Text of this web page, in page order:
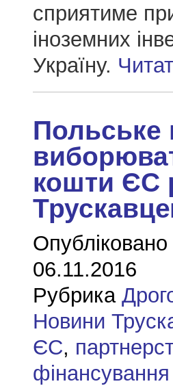
сприятиме
іноземних
Україну.
Польське
кошти ЄС
06.11.2016
Рубрика
Новини
ЄС,
фінансування